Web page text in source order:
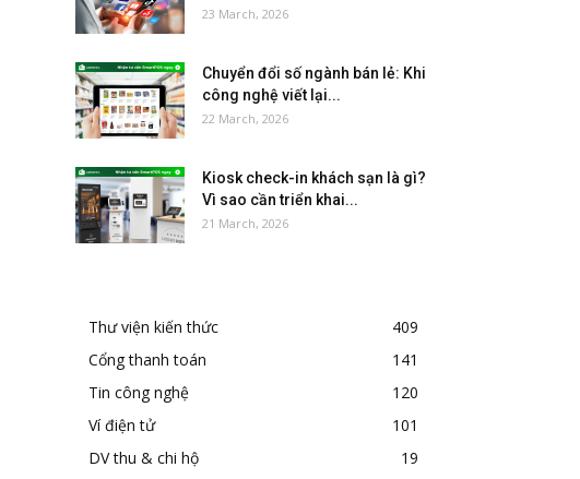
23 March, 2026
Chuyển đổi số ngành bán lẻ: Khi
công nghệ viết lại...
22 March, 2026
Kiosk check-in khách sạn là gì?
Vì sao cần triển khai...
21 March, 2026
Thư viện kiến thức
409
Cổng thanh toán
141
Tin công nghệ
120
Ví điện tử
101
DV thu & chi hộ
19